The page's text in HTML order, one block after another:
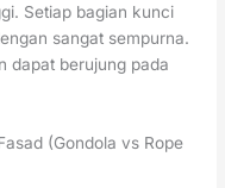
Setiap bagian kunci
sangat sempurna.
dapat berujung pada
(Gondola vs Rope